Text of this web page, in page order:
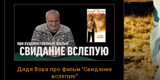
Дядя Вова про фильм "Свидание
вслепую"